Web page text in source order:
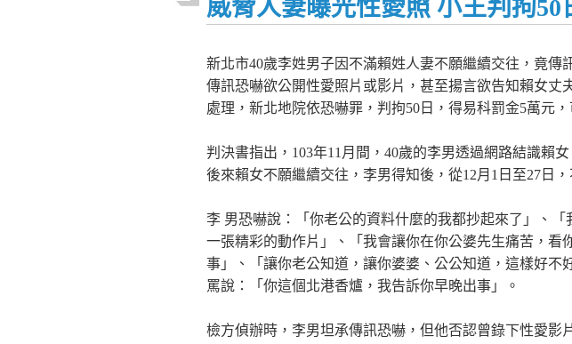
威脅人妻曝光性愛照 小王判拘50
新北市40歲李姓男子因不滿賴姓人妻不願繼續交往，竟傳
傳訊恐嚇欲公開性愛照片或影片，甚至揚言欲告知賴女丈
處理，新北地院依恐嚇罪，判拘50日，得易科罰金5萬元，
判決書指出，103年11月間，40歲的李男透過網路結識賴
後來賴女不願繼續交往，李男得知後，從12月1日至27日
李 男恐嚇說：「你老公的資料什麼的我都抄起來了」、「
一張精彩的動作片」、「我會讓你在你公婆先生痛苦，看
事」、「讓你老公知道，讓你婆婆、公公知道，這樣好
罵說：「你這個北港香爐，我告訴你早晚出事」。
檢方偵辦時，李男坦承傳訊恐嚇，但他否認曾錄下性愛影